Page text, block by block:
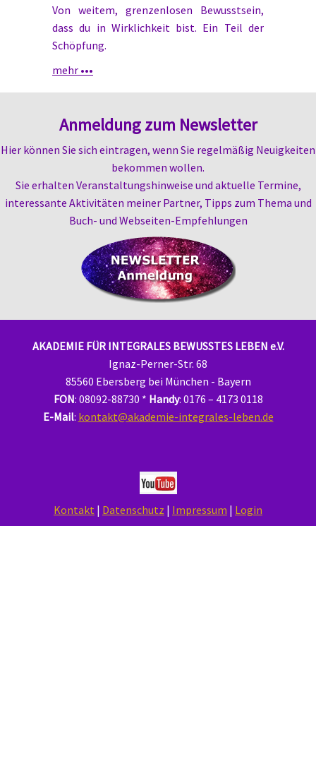
Von weitem, grenzenlosen Bewusstsein,
dass du in Wirklichkeit bist. Ein Teil der
Schöpfung.
mehr •••
Anmeldung zum Newsletter
Hier können Sie sich eintragen, wenn Sie regelmäßig Neuigkeiten
bekommen wollen.
Sie erhalten Veranstaltungshinweise und aktuelle Termine,
interessante Aktivitäten meiner Partner, Tipps zum Thema und
Buch- und Webseiten-Empfehlungen
AKADEMIE FÜR INTEGRALES BEWUSSTES LEBEN e.V.
Ignaz-Perner-Str. 68
85560 Ebersberg bei München - Bayern
FON: 08092-88730 * Handy: 0176 – 4173 0118
E-Mail: kontakt@akademie-integrales-leben.de
Kontakt | Datenschutz | Impressum | Login